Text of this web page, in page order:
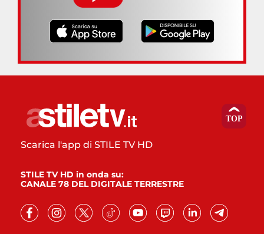
Scarica l'app di STILE TV HD
STILE TV HD in onda su:
CANALE 78 DEL DIGITALE TERRESTRE